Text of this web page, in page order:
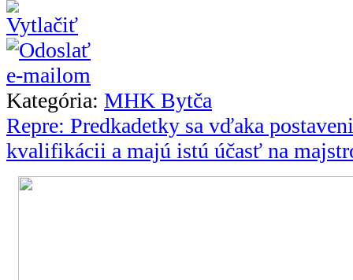
Kategória: MHK Bytča
Repre: Predkadetky sa vďaka
kvalifikácii a majú istú účasť na